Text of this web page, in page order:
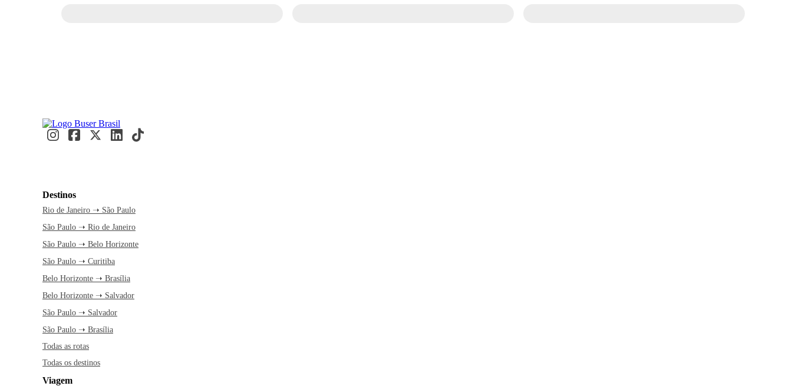
Destinos
Rio de Janeiro ➝ São Paulo
São Paulo ➝ Rio de Janeiro
São Paulo ➝ Belo Horizonte
São Paulo ➝ Curitiba
Belo Horizonte ➝ Brasília
Belo Horizonte ➝ Salvador
São Paulo ➝ Salvador
São Paulo ➝ Brasília
Todas as rotas
Todas os destinos
Viagem